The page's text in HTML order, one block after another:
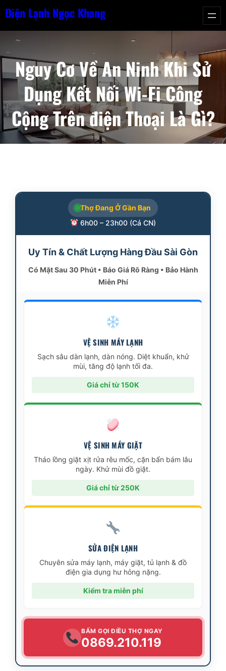
Chuyển
nội
dung
Điện Lạnh Ngọc Khang
Nguy Cơ Về An Ninh Khi Sử
Dụng Kết Nối Wi-Fi Công
Cộng Trên điện Thoại Là Gì?
Thợ Đang Ở Gần Bạn
6h00 – 23h00 (Cả CN)
Uy Tín & Chất Lượng Hàng Đầu Sài Gòn
Có Mặt Sau 30 Phút • Báo Giá Rõ Ràng • Bảo Hành
Miễn Phí
VỆ SINH MÁY LẠNH
Sạch sâu dàn lạnh, dàn nóng. Diệt khuẩn, khử
mùi, tăng độ lạnh tối đa.
Giá chỉ từ 150K
VỆ SINH MÁY GIẶT
Tháo lồng giặt xịt rửa rêu mốc, cặn bẩn bám lâu
ngày. Khử mùi đồ giặt.
Giá chỉ từ 250K
SỬA ĐIỆN LẠNH
Chuyên sửa máy lạnh, máy giặt, tủ lạnh & đồ
điện gia dụng hư hỏng nặng.
Kiểm tra miễn phí
BẤM GỌI ĐIỀU THỢ NGAY
0869.210.119